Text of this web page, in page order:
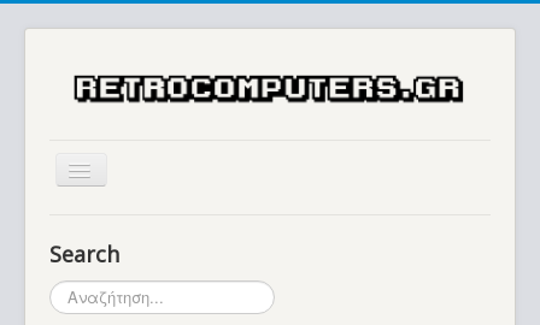
Μουσείο
Search
Αναζήτηση...